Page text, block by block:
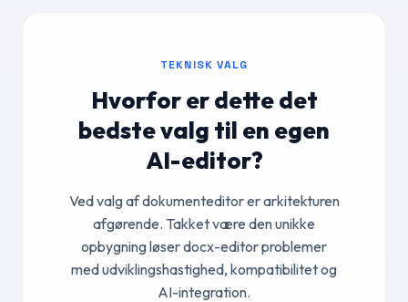
TEKNISK VALG
Hvorfor er dette det
bedste valg til en egen
AI-editor?
Ved valg af dokumenteditor er arkitekturen
afgørende. Takket være den unikke
opbygning løser docx-editor problemer
med udviklingshastighed, kompatibilitet og
AI-integration.